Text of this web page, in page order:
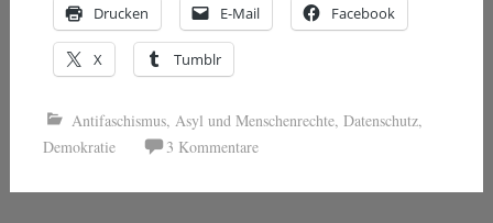
Drucken E-Mail Facebook
X Tumblr
Antifaschismus, Asyl und Menschenrechte, Datenschutz,
Demokratie
3 Kommentare